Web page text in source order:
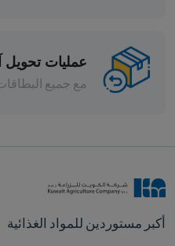
-
عمليات تحويل
مع جميع
أكبر مستوردين للمواد الغذائية